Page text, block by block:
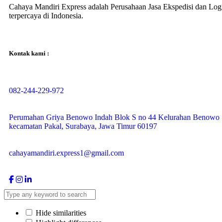
Cahaya Mandiri Express adalah Perusahaan Jasa Ekspedisi dan
terpercaya di Indonesia.
Kontak kami :
082-244-229-972
Perumahan Griya Benowo Indah Blok S no 44 Kelurahan Benowo
kecamatan Pakal, Surabaya, Jawa Timur 60197
cahayamandiri.express1@gmail.com
Hide similarities